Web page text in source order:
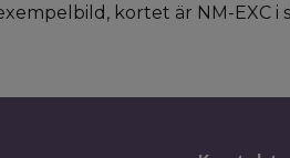
kortet är NM-EXC i